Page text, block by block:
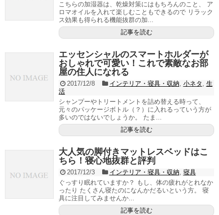
こちらの加湿器は、乾燥対策にはもちろんのこと、 ア
ロマオイルを入れて楽しむこともできるので リラック
ス効果も得られる機能抜群の加...
記事を読む
エッセンシャルのスマートホルダーが
おしゃれで可愛い！これで素敵なお部
屋の住人になれる
2017/12/8 インテリア・寝具・収納, 小ネタ , 生
活
シャンプーやトリートメントを詰め替える時って、
元々のパッケージボトル（？）に入れるっていう方が
多いのではないでしょうか。 たま...
記事を読む
大人気の脚付きマットレスベッドはこ
ちら！寝心地抜群と評判
2017/12/3 インテリア・寝具・収納, 寝具
ぐっすり眠れていますか？ もし、体の疲れがとれなか
ったり たくさん寝たのになんかだるいという方。 寝
具に注目してみませんか...
記事を読む